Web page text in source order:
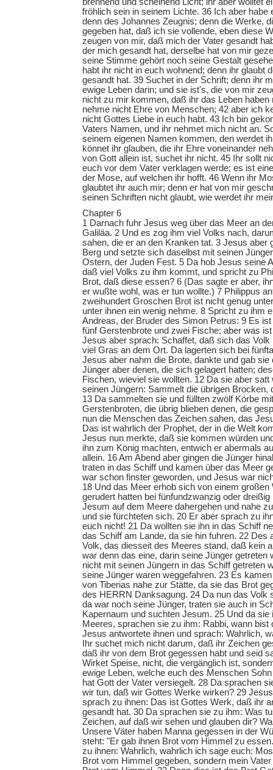
brennend und scheinend Licht; ihr aber wolltet
fröhlich sein in seinem Lichte. 36 Ich aber habe
denn des Johannes Zeugnis; denn die Werke,
gegeben hat, daß ich sie vollende, eben diese
zeugen von mir, daß mich der Vater gesandt
der mich gesandt hat, derselbe hat von mir
seine Stimme gehört noch seine Gestalt
habt ihr nicht in euch wohnend; denn ihr glaubt
gesandt hat. 39 Suchet in der Schrift; denn ihr
ewige Leben darin; und sie ist's, die von mir
nicht zu mir kommen, daß ihr das Leben haben
nehme nicht Ehre von Menschen; 42 aber ich
nicht Gottes Liebe in euch habt. 43 Ich bin
Vaters Namen, und ihr nehmet mich nicht an.
seinem eigenen Namen kommen, den werdet
könnet ihr glauben, die ihr Ehre voneinander
von Gott allein ist, suchet ihr nicht. 45 Ihr sollt
euch vor dem Vater verklagen werde; es ist
der Mose, auf welchen ihr hofft. 46 Wenn ihr
glaubtet ihr auch mir; denn er hat von mir
seinen Schriften nicht glaubt, wie werdet ihr
Chapter 6
1 Darnach fuhr Jesus weg über das Meer an
Galiläa. 2 Und es zog ihm viel Volks nach,
sahen, die er an den Kranken tat. 3 Jesus aber
Berg und setzte sich daselbst mit seinen
Ostern, der Juden Fest. 5 Da hob Jesus seine
daß viel Volks zu ihm kommt, und spricht zu
Brot, daß diese essen? 6 (Das sagte er aber,
er wußte wohl, was er tun wollte.) 7 Philippus
zweihundert Groschen Brot ist nicht genug
unter ihnen ein wenig nehme. 8 Spricht zu ihm
Andreas, der Bruder des Simon Petrus: 9 Es
fünf Gerstenbrote und zwei Fische; aber was
Jesus aber sprach: Schaffet, daß sich das Volk
viel Gras an dem Ort. Da lagerten sich bei
Jesus aber nahm die Brote, dankte und gab sie
Jünger aber denen, die sich gelagert hatten;
Fischen, wieviel sie wollten. 12 Da sie aber
seinen Jüngern: Sammelt die übrigen
13 Da sammelten sie und füllten zwölf Körbe
Gerstenbroten, die übrig blieben denen, die
nun die Menschen das Zeichen sahen, das
Das ist wahrlich der Prophet, der in die Welt
Jesus nun merkte, daß sie kommen würden
ihn zum König machten, entwich er abermals
allein. 16 Am Abend aber gingen die Jünger
traten in das Schiff und kamen über das Meer
war schon finster geworden, und Jesus war
18 Und das Meer erhob sich von einem großen
gerudert hatten bei fünfundzwanzig oder
Jesum auf dem Meere dahergehen und nahe
und sie fürchteten sich. 20 Er aber sprach zu
euch nicht! 21 Da wollten sie ihn in das Schiff
das Schiff am Lande, da sie hin fuhren. 22 Des
Volk, das diesseit des Meeres stand, daß kein
war denn das eine, darin seine Jünger getreten
nicht mit seinen Jüngern in das Schiff getreten
seine Jünger waren weggefahren. 23 Es
von Tiberias nahe zur Stätte, da sie das Brot
des HERRN Danksagung. 24 Da nun das Volk
da war noch seine Jünger, traten sie auch in
Kapernaum und suchten Jesum. 25 Und da sie
Meeres, sprachen sie zu ihm: Rabbi, wann bist
Jesus antwortete ihnen und sprach: Wahrlich,
Ihr suchet mich nicht darum, daß ihr Zeichen
daß ihr von dem Brot gegessen habt und seid
Wirket Speise, nicht, die vergänglich ist,
ewige Leben, welche euch des Menschen
hat Gott der Vater versiegelt. 28 Da sprachen
wir tun, daß wir Gottes Werke wirken? 29
sprach zu ihnen: Das ist Gottes Werk, daß ihr
gesandt hat. 30 Da sprachen sie zu ihm: Was
Zeichen, auf daß wir sehen und glauben dir?
Unsere Väter haben Manna gegessen in der
steht: "Er gab ihnen Brot vom Himmel zu
zu ihnen: Wahrlich, wahrlich ich sage euch:
Brot vom Himmel gegeben, sondern mein